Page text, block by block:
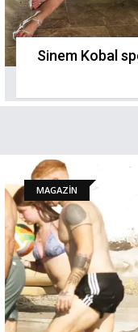
Sinem Kobal
MAGAZİN